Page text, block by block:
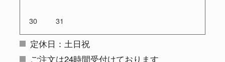
30 31
定休日：土日祝
ご注文は24時間受付けております